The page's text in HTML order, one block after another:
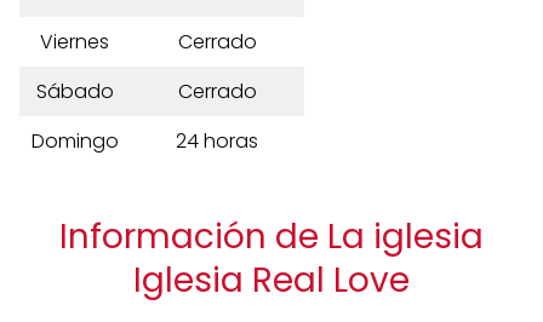
Viernes
Cerrado
Sábado
Cerrado
Domingo
24 horas
Información de La iglesia
Iglesia Real Love